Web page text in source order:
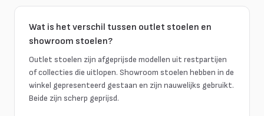
Wat is het verschil tussen outlet stoelen en
showroom stoelen?
Outlet stoelen zijn afgeprijsde modellen uit restpartijen
of collecties die uitlopen. Showroom stoelen hebben in de
winkel gepresenteerd gestaan en zijn nauwelijks gebruikt.
Beide zijn scherp geprijsd.